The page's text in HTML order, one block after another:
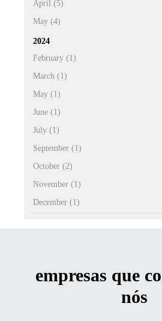
April (5)
May (4)
2024
February (1)
March (1)
May (1)
June (1)
July (1)
September (1)
October (2)
November (1)
December (1)
empresas que
nós